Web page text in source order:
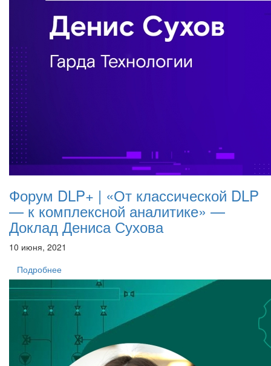
Форум DLP+ | «От классической DLP
— к комплексной аналитике» —
Доклад Дениса Сухова
10 июня, 2021
Подробнее